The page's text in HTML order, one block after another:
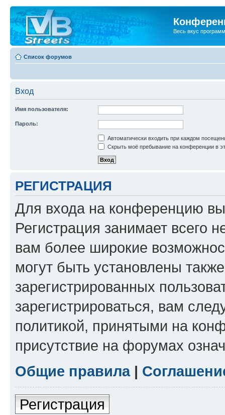
Весь вкус
Список форумов
Вход
Имя пользователя:
Пароль:
Автоматически входить при каждом
Скрыть моё пребывание на конференции в
РЕГИСТРАЦИЯ
Для входа на конференцию
Регистрация занимает всего
вам более широкие
могут быть установлены
зарегистрированных
зарегистрироваться, вам
политикой, принятыми на
присутствие на форумах
Общие правила|
Регистрация